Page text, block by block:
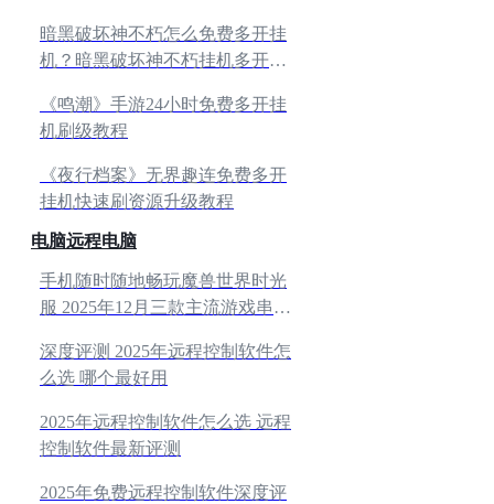
暗黑破坏神不朽怎么免费多开挂
机？暗黑破坏神不朽挂机多开搬
《鸣潮》手游24小时免费多开挂
机刷级教程
《夜行档案》无界趣连免费多开
挂机快速刷资源升级教程
电脑远程电脑
手机随时随地畅玩魔兽世界时光
服 2025年12月三款主流游戏串流
深度评测 2025年远程控制软件怎
么选 哪个最好用
2025年远程控制软件怎么选 远程
控制软件最新评测
2025年免费远程控制软件深度评